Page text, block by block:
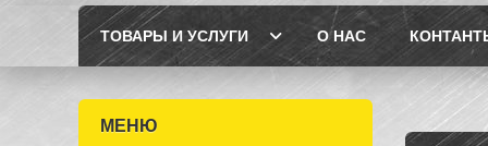
ТОВАРЫ И УСЛУГИ О НАС